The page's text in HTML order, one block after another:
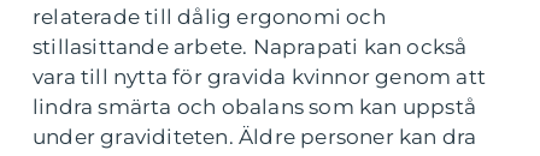
relaterade till dålig ergonomi och
stillasittande arbete. Naprapati kan också
vara till nytta för gravida kvinnor genom att
lindra smärta och obalans som kan uppstå
under graviditeten. Äldre personer kan dra